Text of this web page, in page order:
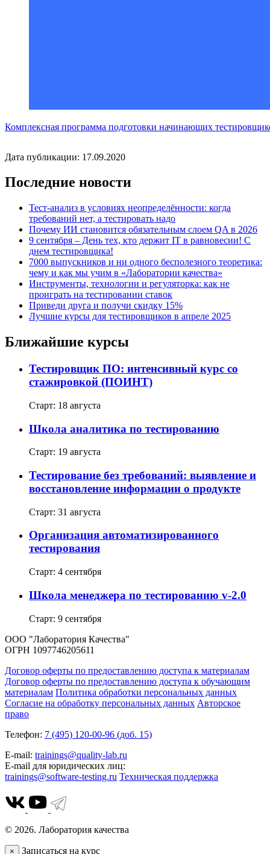
Комплексная программа подготовки начинающих
Дата публикации: 17.09.2020
Последние новости
Тест-анализ в условиях неопределённости: когда
требований нет, а тестировать надо
Почему ИИ становится обязательным слоем QA в 2026
9 сентября – День тех, кто держит IT в равновесии! С
днем тестировщика!
7000 выпускников и ни одного бесполезного теоретика:
чему и как мы учим в «Лаборатории качества»
Инструменты, технологии и регуляторка: как не
проиграть на тестировании ставок
Приведи друга и получи скидку 15%
Лучшие курсы для тестировщиков в апреле 2025
Ближайшие курсы
Тестировщик ПО: интенсивный курс со
стажировкой (ПОИНТ)
Старт: 18 августа
Школа аналитика по тестированию
Старт: 19 августа
Тестирование без требований: выявление и
восстановление информации о продукте
Старт: 31 августа
Организация автоматизированного
тестирования
Старт: 4 сентября
Школа менеджера по тестированию v-2.0
Старт: 9 сентября
ООО "Лаборатория Качества"
ОГРН 1097746205611
Договор оферты по предоставлению доступа к материалам
Договор оферты по предоставлению доступа к обучающим
материалам Политика обработки персональных данных
Согласие на обработку персональных данных Авторское
право
Телефон: 7 (495) 120-00-96 (доб. 15)
E-mail: trainings@quality-lab.ru
E-mail для юридических лиц:
trainings@software-testing.ru Техническая поддержка
© 2026. Лаборатория качества
× Записаться на курс